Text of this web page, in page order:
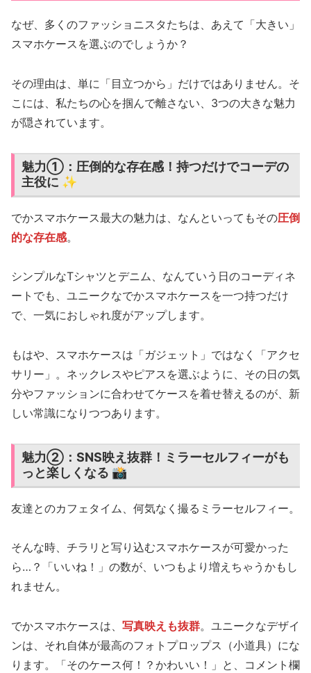
なぜ、多くのファッショニスタたちは、あえて「大きい」
スマホケースを選ぶのでしょうか？
その理由は、単に「目立つから」だけではありません。そ
こには、私たちの心を掴んで離さない、3つの大きな魅力
が隠されています。
魅力①：圧倒的な存在感！持つだけでコーデの
主役に ✨
でかスマホケース最大の魅力は、なんといってもその圧倒
的な存在感。
シンプルなTシャツとデニム、なんていう日のコーディネ
ートでも、ユニークなでかスマホケースを一つ持つだけ
で、一気におしゃれ度がアップします。
もはや、スマホケースは「ガジェット」ではなく「アクセ
サリー」。ネックレスやピアスを選ぶように、その日の気
分やファッションに合わせてケースを着せ替えるのが、新
しい常識になりつつあります。
魅力②：SNS映え抜群！ミラーセルフィーがも
っと楽しくなる 📸
友達とのカフェタイム、何気なく撮るミラーセルフィー。
そんな時、チラリと写り込むスマホケースが可愛かった
ら…？「いいね！」の数が、いつもより増えちゃうかもし
れません。
でかスマホケースは、 写真映えも抜群。ユニークなデザイ
ンは、それ自体が最高のフォトプロップス（小道具）にな
ります。「そのケース何！？かわいい！」と、コメント欄